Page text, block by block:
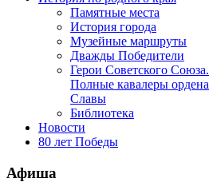
Памятные места
История города
Музейные маршруты
Дважды Победители
Герои Советского Союза.
Полные кавалеры ордена
Славы
Библиотека
Новости
80 лет Победы
Афиша